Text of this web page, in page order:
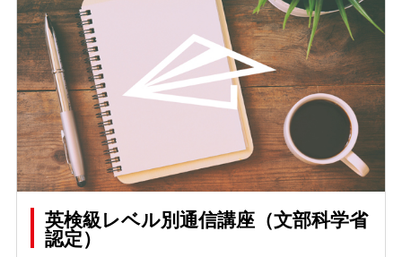
英検級レベル別通信講座（文部科学省
認定）